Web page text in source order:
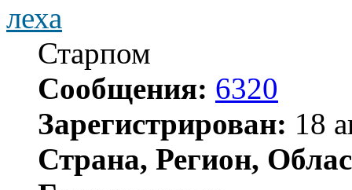
леха
Старпом
Сообщения: 6320
Зарегистрирован: 18
Страна, Регион,